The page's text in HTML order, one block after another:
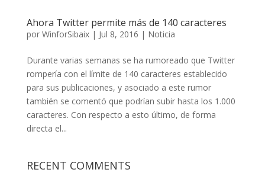
Ahora Twitter permite más de 140 caracteres
por WinforSibaix| Jul 8, 2016 | Noticia
Durante varias semanas se ha rumoreado que Twitter
rompería con el límite de 140 caracteres establecido
para sus publicaciones, y asociado a este rumor
también se comentó que podrían subir hasta los 1.000
caracteres. Con respecto a esto último, de forma
directa el...
RECENT COMMENTS